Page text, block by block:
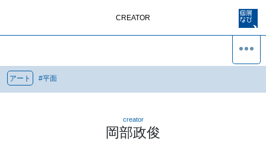
CREATOR
アート #平面
creator
岡部政俊